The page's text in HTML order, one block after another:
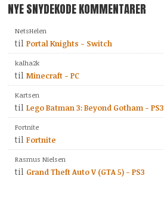
NYE SNYDEKODE KOMMENTARER
NetsHelen
tilPortal Knights - Switch
kalha2k
tilMinecraft - PC
Kartsen
tilLego Batman 3: Beyond Gotham - PS3
Fortnite
tilFortnite
Rasmus Nielsen
til Grand Theft Auto V (GTA 5) - PS3